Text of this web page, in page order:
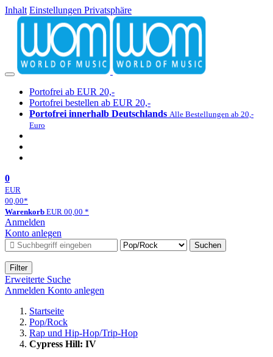
Inhalt Einstellungen Privatsphäre
Portofrei ab EUR 20,-
Portofrei bestellen ab EUR 20,-
Portofrei innerhalb Deutschlands Alle Bestellungen ab 20,-
Euro
0
EUR
00,00*
Warenkorb EUR 00,00 *
Anmelden
Konto anlegen
Suchen
Filter
Erweiterte Suche
Anmelden Konto anlegen
Startseite
Pop/Rock
Rap und Hip-Hop/Trip-Hop
Cypress Hill: IV